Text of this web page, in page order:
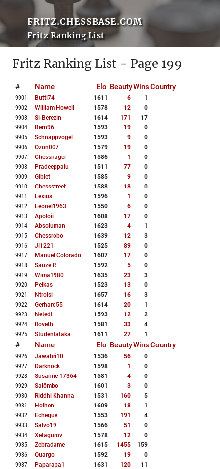
FRITZ.CHESSBASE.COM
Fritz Ranking List
Fritz Ranking List - Page 199
# Name Elo BeautyWinsCountry
9901 . Butti74 1611 6
1
9902. William Howell 1578 12
0
9903. Si-Berezin 1614 171
17
9904. Bern96 1593 19
0
9905. Schnappvogel 1593 9
0
9906. Ozon007 1579 19
0
9907. Chessnager 1586 1
0
9908. Pradeeppaiu 1511 77
0
9909. Giblet 1585 9
0
9910. Chessstreet 1588 18
0
9911 . Lexius 1596 1
0
9912. Leonel1963 1550 6
0
9913. Apoloii 1608 17
0
9914. Absoluman 1623 4
1
9915. Chessrobo 1639 12
3
9916. Jl1221 1525 89
0
9917. Manuel Colorado 1607 17
0
9918. Sauze R 1592 5
0
9919. Wima1980 1635 23
3
9920. Pelkas 1523 13
0
9921 . Ntroisi 1657 16
3
9922. Gerhard55 1614 20
1
9923. Netedt 1593 12
2
9924. Roveth 1581 33
4
9925. Studentataka 1611 27 1
# Name Elo BeautyWinsCountry
9926. Jawabri10 1536 56
0
9927. Darknock 1598 1
0
9928. Susanne 17364 1581 4
0
9929. Salômbo 1601 3
0
9930. Riddhi Khanna 1531 160
5
9931 . Holhen 1609 18
1
9932. Echeque 1553 191
4
9933. Salvo19 1566 51
0
9934. Xetagurov 1578 12
0
9935. Zebradame 1615 1455
159
9936. Quargo 1592 19
0
9937. Paparapa1 1631 120
11